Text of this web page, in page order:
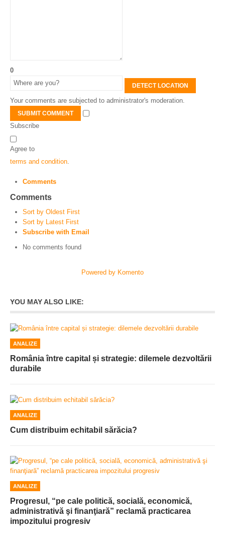
0
DETECT LOCATION
Your comments are subjected to administrator's moderation.
SUBMIT COMMENT
Subscribe
Agree to
terms and condition
Comments
Comments
Sort by Oldest First
Sort by Latest First
Subscribe with Email
No comments found
Powered by Komento
YOU MAY ALSO LIKE:
ANALIZE
România între capital și strategie: dilemele dezvoltării
durabile
ANALIZE
Cum distribuim echitabil sărăcia?
ANALIZE
Progresul, “pe cale politică, socială, economică,
administrativă şi finanţiară” reclamă practicarea
impozitului progresiv